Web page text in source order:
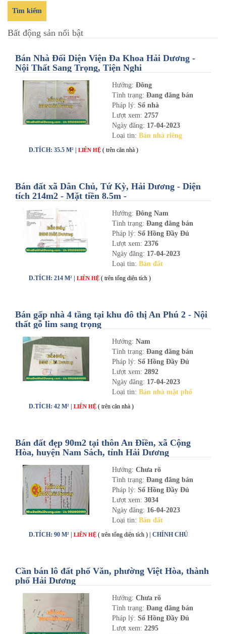
Tìm kiếm
Bất động sản nổi bật
Bán Nhà Đối Diện Viện Đa Khoa Hải Dương -
Nội Thất Sang Trọng, Tiện Nghi
Hướng: Đông
Tình trạng: Đang đăng bán
Pháp lý: Sổ nhà
Lượt xem: 2757
Ngày đăng: 17-04-2023
Loại tin: Bán nhà riêng
D.TÍCH: 35.5 M² | LIÊN HỆ ( trên căn nhà )
Bán đất xã Dân Chủ, Tứ Kỳ, Hải Dương - Diện
tích 214m2 - Mặt tiền 8.5m -
Hướng: Đông Nam
Tình trạng: Đang đăng bán
Pháp lý: Sổ Hồng Đầy Đủ
Lượt xem: 2376
Ngày đăng: 17-04-2023
Loại tin: Bán đất
D.TÍCH: 214 M² | LIÊN HỆ ( trên tổng diện tích )
Bán gấp nhà 4 tầng tại khu đô thị An Phú 2 - Nội
thất gỗ lim sang trọng
Hướng: Nam
Tình trạng: Đang đăng bán
Pháp lý: Sổ Hồng Đầy Đủ
Lượt xem: 2892
Ngày đăng: 17-04-2023
Loại tin: Bán nhà mặt phố
D.TÍCH: 42 M² | LIÊN HỆ ( trên căn nhà )
Bán đất đẹp 90m2 tại thôn An Điền, xã Cộng
Hòa, huyện Nam Sách, tỉnh Hải Dương
Hướng: Chưa rõ
Tình trạng: Đang đăng bán
Pháp lý: Sổ Hồng Đầy Đủ
Lượt xem: 3034
Ngày đăng: 16-04-2023
Loại tin: Bán đất
D.TÍCH: 90 M² | LIÊN HỆ ( trên tổng diện tích ) | CHÍNH CHỦ
Cần bán lô đất phố Văn, phường Việt Hòa, thành
phố Hải Dương
Hướng: Chưa rõ
Tình trạng: Đang đăng bán
Pháp lý: Sổ Hồng Đầy Đủ
Lượt xem: 2295